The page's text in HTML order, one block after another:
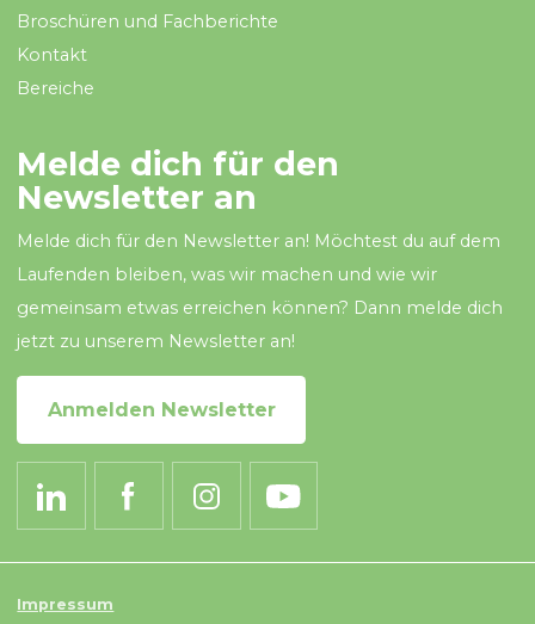
Broschüren und Fachberichte
Kontakt
Bereiche
Melde dich für den
Newsletter an
Melde dich für den Newsletter an! Möchtest du auf dem
Laufenden bleiben, was wir machen und wie wir
gemeinsam etwas erreichen können? Dann melde dich
jetzt zu unserem Newsletter an!
Anmelden Newsletter
Impressum